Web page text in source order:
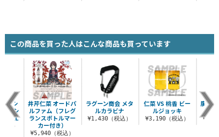
この商品を買った人はこんな商品も買っています
ラグーン商会 メタ
ルカラビナ
¥1,430（税込）
仁菜 VS 桃香 ビー
ルジョッキ
¥3,190（税込）
廣井
ナシ
ハシ
込）
井芹仁菜 オードパ
ルファム（フレグ
ランスボトルマー
カー付き）
¥5,940（税込）